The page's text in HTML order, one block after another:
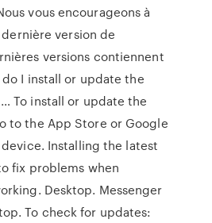
vous encourageons à
version de
versions contiennent
I install or update the
To install or update the
to the App Store or Google
Installing the latest
fix problems when
Desktop. Messenger
To check for updates: